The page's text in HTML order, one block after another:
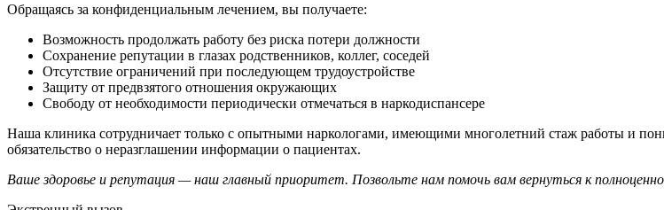
Обращаясь за конфиденциальным лечением, вы получаете:
Возможность продолжать работу без риска потери должности
Сохранение репутации в глазах родственников, коллег, соседей
Отсутствие ограничений при последующем трудоустройстве
Защиту от предвзятого отношения окружающих
Свободу от необходимости периодически отмечаться в наркодиспансере
Наша клиника сотрудничает только с опытными наркологами, имеющими многолетний стаж работы и
обязательство о неразглашении информации о пациентах.
Ваше здоровье и репутация — наш главный приоритет. Позвольте нам помочь вам вернуться к